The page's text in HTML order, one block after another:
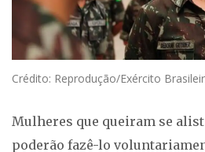
Crédito: Reprodução/Exército
Mulheres que queiram se
poderão fazê-lo